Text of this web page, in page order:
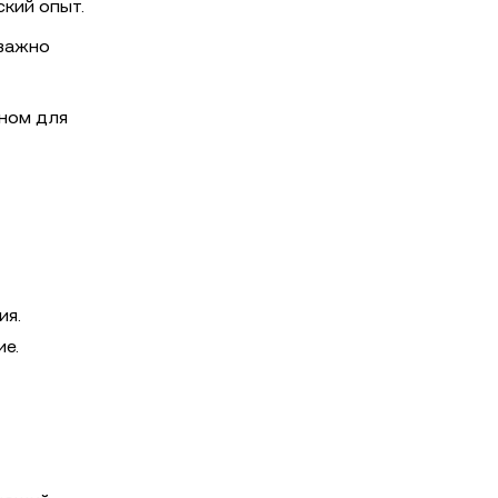
опыт.
для